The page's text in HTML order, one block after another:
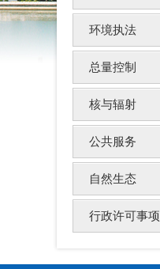
环境执法
总量控制
核与辐射
公共服务
自然生态
行政许可事项